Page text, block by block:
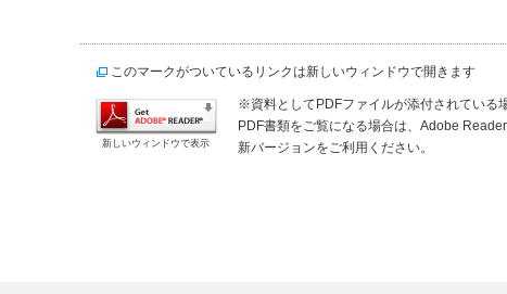
このマークがついているリンクは新しいウィンドウで開きます
新しいウィンドウで表示
※資料としてPDFファイルが添付されている
PDF書類をご覧になる場合は、Adobe
新バージョンをご利用ください。